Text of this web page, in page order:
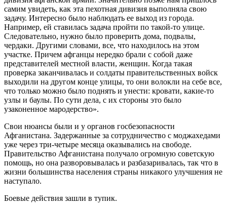
самим увидеть, как эта пехотная дивизия выполняла свою
задачу. Интересно было наблюдать ее выход из города.
Например, ей ставилась задача пройти по такой-то улице.
Следовательно, нужно было проверить дома, подвалы,
чердаки. Другими словами, все, что находилось на этом
участке. Причем афганцы нередко брали с собой даже
представителей местной власти, женщин. Когда такая
проверка заканчивалась и солдаты правительственных войск
выходили на другом конце улицы, то они волокли на себе все,
что только можно было поднять и унести: кровати, какие-то
узлы и баулы. По сути дела, с их стороны это было
узаконенное мародерство».
Свои нюансы были и у органов госбезопасности
Афганистана. Задержанные за сотрудничество с моджахедами
уже через три-четыре месяца оказывались на свободе.
Правительство Афганистана получало огромную советскую
помощь, но она разворовывалась и разбазаривалась, так что в
жизни большинства населения страны никакого улучшения не
наступало.
Боевые действия зашли в тупик.